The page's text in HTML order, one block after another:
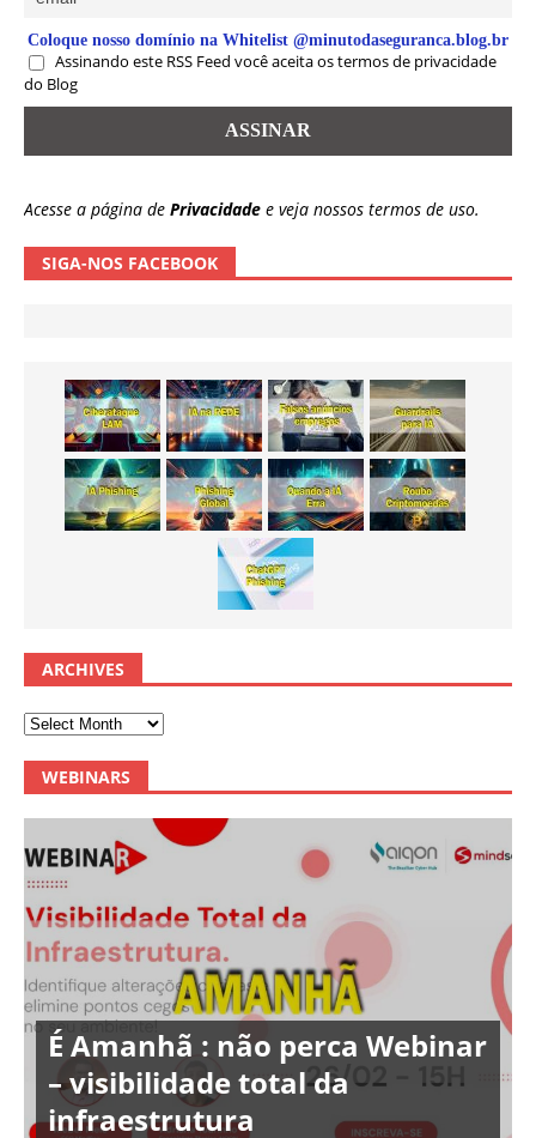
Coloque nosso domínio na Whitelist @minutodaseguranca.blog.br
Assinando este RSS Feed você aceita os termos de privacidade
do Blog
Acesse a página de Privacidade e veja nossos termos de uso.
SIGA-NOS FACEBOOK
ARCHIVES
WEBINARS
É Amanhã : não perca Webinar
– visibilidade total da
infraestrutura